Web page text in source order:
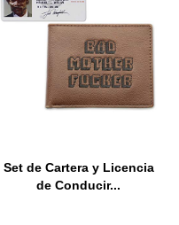
Set de Cartera y Licencia
de Conducir...